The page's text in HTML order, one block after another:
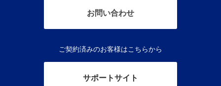
お問い合わせ
ご契約済みのお客様はこちらから
サポートサイト